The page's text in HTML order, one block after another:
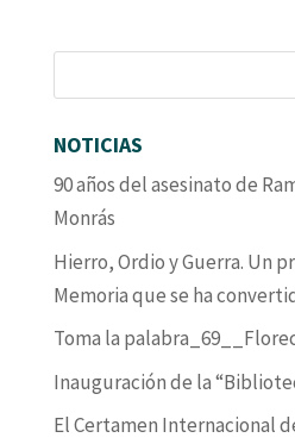
NOTICIAS
90 años del asesinato de
Monrás
Hierro, Ordio y Guerra. Un
Memoria que se ha
Toma la
Inauguración de la
El Certamen Internacional